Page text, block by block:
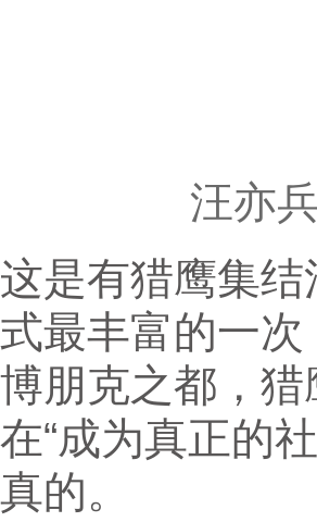
汪亦
这是有猎鹰集
式最丰富的一
博朋克之都，
在“成为真正的
真的。